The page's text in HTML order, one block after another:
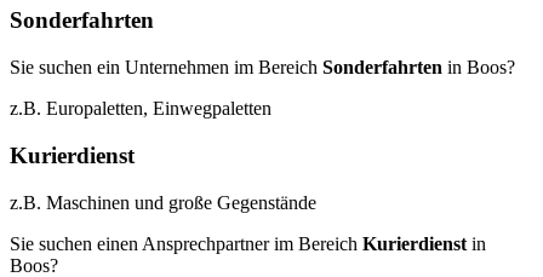
Sonderfahrten
Sie suchen ein Unternehmen im Bereich Sonderfahrten in Boos?
z.B. Europaletten, Einwegpaletten
Kurierdienst
z.B. Maschinen und große Gegenstände
Sie suchen einen Ansprechpartner im Bereich Kurierdienst in
Boos?